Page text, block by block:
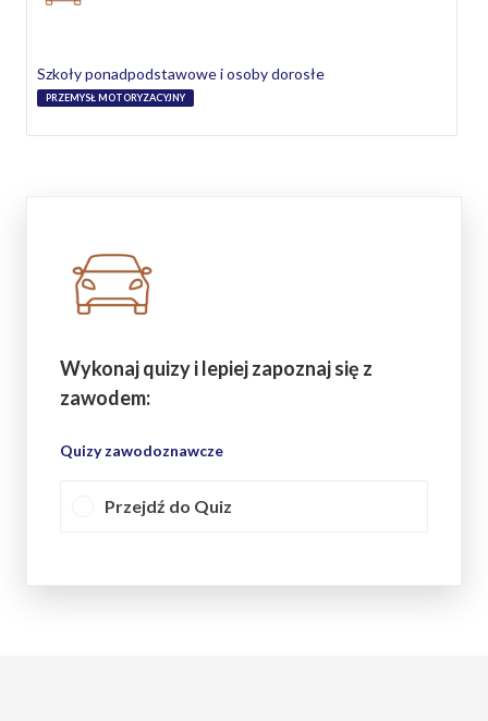
Szkoły ponadpodstawowe i osoby dorosłe
PRZEMYSŁ MOTORYZACYJNY
Wykonaj quizy i lepiej zapoznaj się z
zawodem:
Quizy zawodoznawcze
Przejdź do Quiz